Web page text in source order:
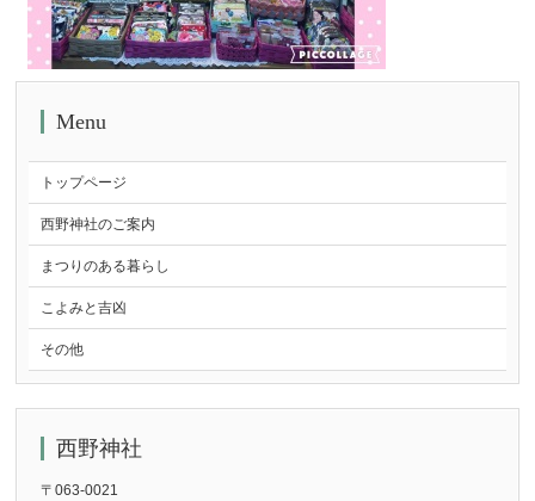
Menu
トップページ
西野神社のご案内
まつりのある暮らし
こよみと吉凶
その他
西野神社
〒063-0021